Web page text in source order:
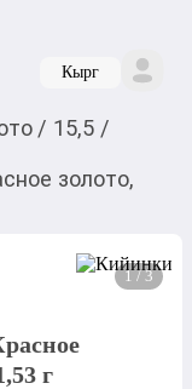
Кырг
/ 15,5 /
золото,
1 / 3
г